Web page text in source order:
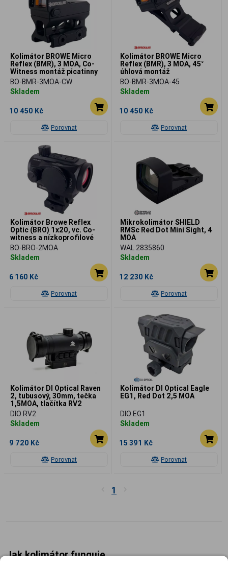
Porovnat
Kolimátor BROWE Micro
Reflex (BMR), 3 MOA, Co-
Witness montáž picatinny
BO-BMR-3MOA-CW
Skladem
10 450 Kč
Porovnat
Kolimátor BROWE Micro
Reflex (BMR), 3 MOA, 45°
úhlová montáž
BO-BMR-3MOA-45
Skladem
10 450 Kč
Porovnat
Kolimátor Browe Reflex
Optic (BRO) 1x20, vc. Co-
witness a nízkoprofilové
montáže Picatinny
BO-BRO-2MOA
Skladem
6 160 Kč
Porovnat
Mikrokolimátor SHIELD
RMSc Red Dot Mini Sight, 4
MOA
WAL 2835860
Skladem
12 230 Kč
Porovnat
Kolimátor DI Optical Raven
2, tubusový, 30mm, tečka
1,5MOA, tlačítka RV2
DIO RV2
Skladem
9 720 Kč
Porovnat
Kolimátor DI Optical Eagle
EG1, Red Dot 2,5 MOA
DIO EG1
Skladem
15 391 Kč
1
Jak kolimátor funguje